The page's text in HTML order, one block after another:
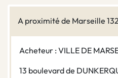
A proximité de Marseille
Acheteur : VILLE DE
13 boulevard de